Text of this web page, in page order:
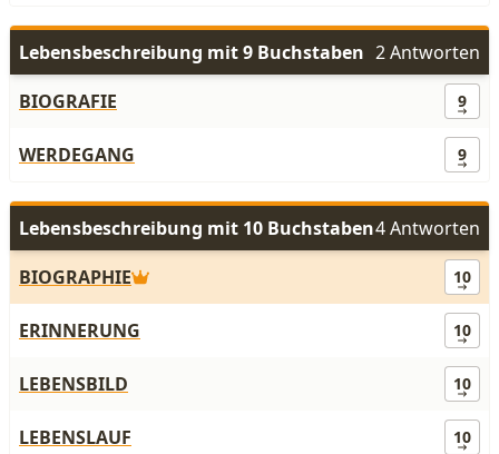
Lebensbeschreibung mit 9 Buchstaben 2 Antworten
BIOGRAFIE
9
WERDEGANG 9
Lebensbeschreibung mit 10 Buchstaben4 Antworten
BIOGRAPHIE
10
ERINNERUNG 10
LEBENSBILD 10
LEBENSLAUF 10